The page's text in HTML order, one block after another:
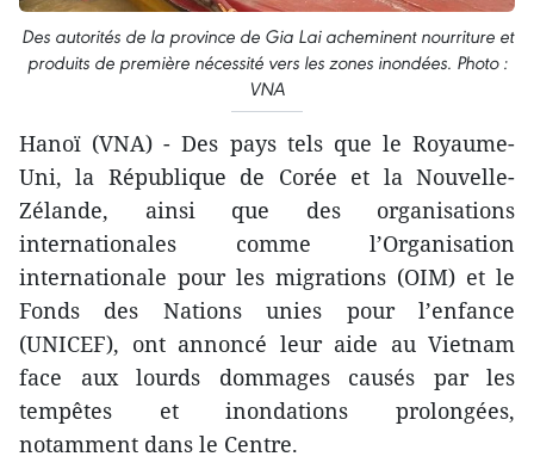
Des autorités de la province de Gia Lai acheminent nourriture et
produits de première nécessité vers les zones inondées. Photo :
VNA
Hanoï (VNA) - Des pays tels que le Royaume-
Uni, la République de Corée et la Nouvelle-
Zélande, ainsi que des organisations
internationales comme l’Organisation
internationale pour les migrations (OIM) et le
Fonds des Nations unies pour l’enfance
(UNICEF), ont annoncé leur aide au Vietnam
face aux lourds dommages causés par les
tempêtes et inondations prolongées,
notamment dans le Centre.